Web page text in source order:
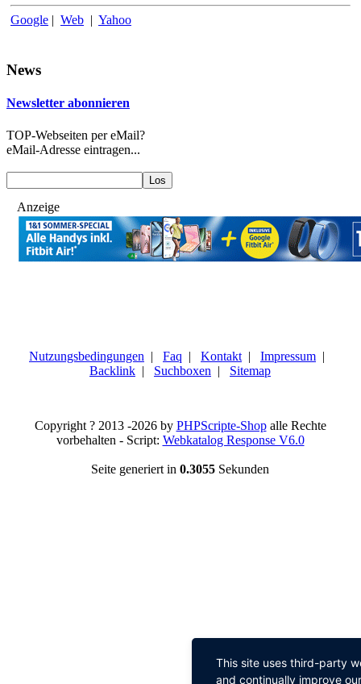
Google | Web | Yahoo
News
Newsletter abonnieren
TOP-Webseiten per eMail?
eMail-Adresse eintragen...
Anzeige
Nutzungsbedingungen | Faq | Kontakt | Impressum |
Backlink | Suchboxen | Sitemap
Copyright ? 2013 -2026 by PHPScripte-Shopalle Rechte
vorbehalten - Script: Webkatalog Response V6.0
Seite generiert in 0.3055 Sekunden
This site uses third-party
and continually improve